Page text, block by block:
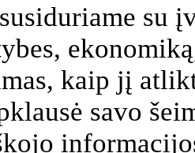
su
kaip jį
savo